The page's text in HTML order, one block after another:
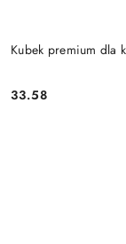
Kubek premium dla
Cena:
33.58